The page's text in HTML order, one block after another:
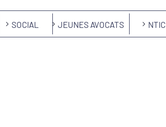
SOCIAL JEUNES AVOCATS NTIC